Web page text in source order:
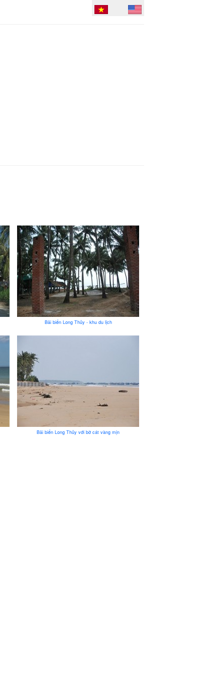
Bãi biển Long Thủy - khu du lịch
Bãi biển Long Thủy với bờ cát vàng mịn